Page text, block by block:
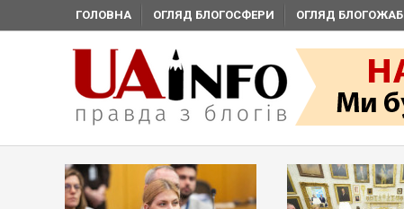
ГОЛОВНА ОГЛЯД БЛОГОСФЕРИ ОГЛЯД БЛОГОЖАБ